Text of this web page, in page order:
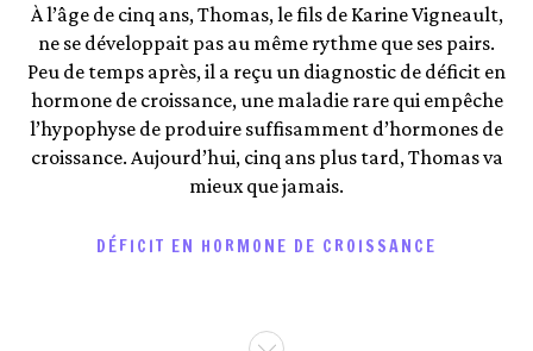
À l’âge de cinq ans, Thomas, le fils de Karine Vigneault,
ne se développait pas au même rythme que ses pairs.
Peu de temps après, il a reçu un diagnostic de déficit en
hormone de croissance, une maladie rare qui empêche
l’hypophyse de produire suffisamment d’hormones de
croissance. Aujourd’hui, cinq ans plus tard, Thomas va
mieux que jamais.
DÉFICIT EN HORMONE DE CROISSANCE